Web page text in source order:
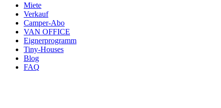
Miete
Verkauf
Camper-Abo
VAN OFFICE
Eignerprogramm
Tiny-Houses
Blog
FAQ